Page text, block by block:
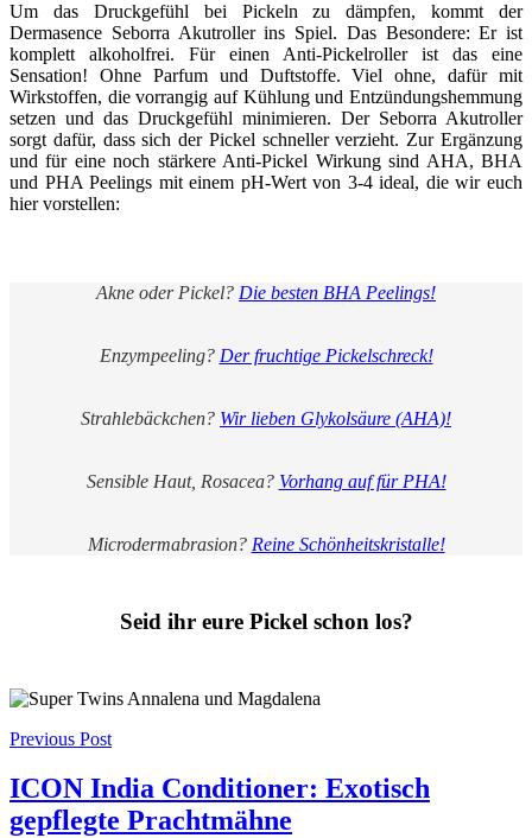
Um das Druckgefühl bei Pickeln zu dämpfen, kommt der
Dermasence Seborra Akutroller ins Spiel. Das Besondere: Er ist
komplett alkoholfrei. Für einen Anti-Pickelroller ist das eine
Sensation! Ohne Parfum und Duftstoffe. Viel ohne, dafür mit
Wirkstoffen, die vorrangig auf Kühlung und Entzündungshemmung
setzen und das Druckgefühl minimieren. Der Seborra Akutroller
sorgt dafür, dass sich der Pickel schneller verzieht. Zur Ergänzung
und für eine noch stärkere Anti-Pickel Wirkung sind AHA, BHA
und PHA Peelings mit einem pH-Wert von 3-4 ideal, die wir euch
hier vorstellen:
Akne oder Pickel? Die besten BHA Peelings!
Enzympeeling? Der fruchtige Pickelschreck!
Strahlebäckchen? Wir lieben Glykolsäure (AHA)!
Sensible Haut, Rosacea? Vorhang auf für PHA!
Microdermabrasion? Reine Schönheitskristalle!
Seid ihr eure Pickel schon los?
Post
navigation
Previous Post
ICON India Conditioner: Exotisch
gepflegte Prachtmähne